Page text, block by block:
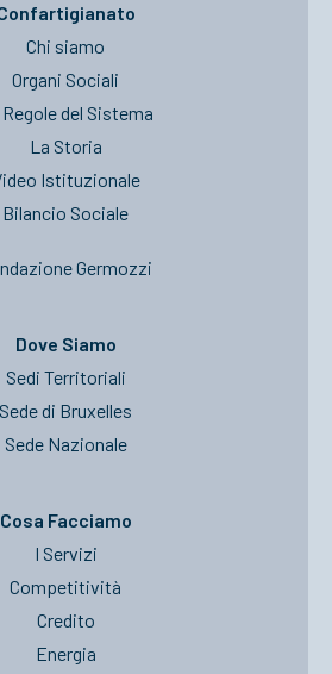
Chi siamo
Organi Sociali
del Sistema
La Storia
Istituzionale
Bilancio Sociale
Germozzi
Dove Siamo
Sedi Territoriali
Sede di Bruxelles
Sede Nazionale
Cosa Facciamo
I Servizi
Competitività
Credito
Energia